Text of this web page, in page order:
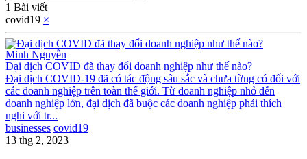
1 Bài viết
covid19 ×
Minh Nguyễn
Đại dịch COVID đã thay đổi doanh nghiệp như thế nào?
Đại dịch COVID-19 đã có tác động sâu sắc và chưa từng có đối với
các doanh nghiệp trên toàn thế giới. Từ doanh nghiệp nhỏ đến
doanh nghiệp lớn, đại dịch đã buộc các doanh nghiệp phải thích
nghi với tr...
businesses covid19
13 thg 2, 2023